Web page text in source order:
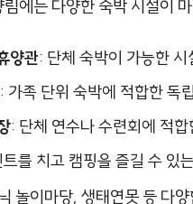
에는 다양한 숙박 시설이
양관: 단체 숙박이 가능한 시
: 가족 단위 숙박에 적합한 독
: 단체 연수나 수련회에 적합
트를 치고 캠핑을 즐길 수 있
놀이마당, 생태연못 등 다